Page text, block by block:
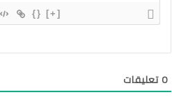
{} [+]
0تعليقات